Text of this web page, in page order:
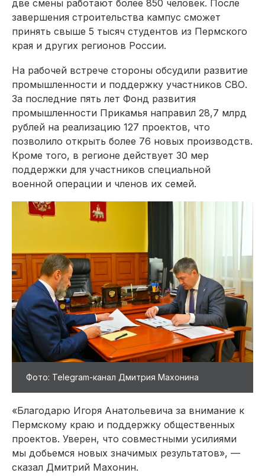
две смены работают более 850 человек. После
завершения строительства кампус сможет
принять свыше 5 тысяч студентов из Пермского
края и других регионов России.
На рабочей встрече стороны обсудили развитие
промышленности и поддержку участников СВО.
За последние пять лет Фонд развития
промышленности Прикамья направил 28,7 млрд
рублей на реализацию 127 проектов, что
позволило открыть более 76 новых производств.
Кроме того, в регионе действует 30 мер
поддержки для участников специальной
военной операции и членов их семей.
Фото: Telegram-канал Дмитрия Махонина
«Благодарю Игоря Анатольевича за внимание к
Пермскому краю и поддержку общественных
проектов. Уверен, что совместными усилиями
мы добьемся новых значимых результатов», —
сказал Дмитрий Махонин.